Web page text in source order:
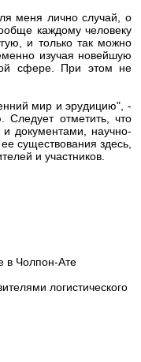
меня лично случай, о
каждому человеку
и только так можно
изучая новейшую
сфере. При этом не
мир и эрудицию", -
отметить, что
документами, научно-
существования здесь,
и участников.
в Чолпон-Ате
логистического